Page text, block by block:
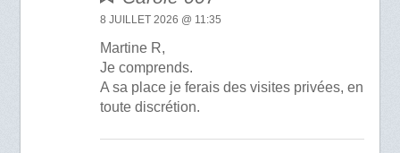
8 JUILLET 2026 @ 11:35
Martine R,
Je comprends.
A sa place je ferais des visites privées, en
toute discrétion.